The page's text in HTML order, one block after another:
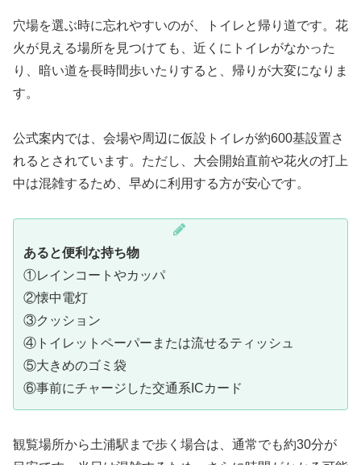
穴場を選ぶ時に忘れやすいのが、トイレと帰り道です。花
火が見える場所を見つけても、近くにトイレがなかった
り、暗い道を長時間歩いたりすると、帰りが大変になりま
す。
公式案内では、会場や周辺に仮設トイレが約600基設置さ
れるとされています。ただし、大会開始直前や花火の打上
中は混雑するため、早めに利用する方が安心です。
あると便利な持ち物
①レインコートやカッパ
②懐中電灯
③クッション
④トイレットペーパーまたは流せるティッシュ
⑤大きめのゴミ袋
⑥事前にチャージした交通系ICカード
観覧場所から土浦駅まで歩く場合は、通常でも約30分が